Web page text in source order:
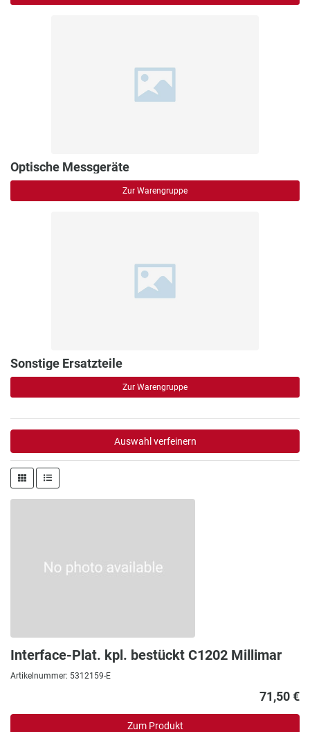
Optische Messgeräte
Zur Warengruppe
Sonstige Ersatzteile
Zur Warengruppe
Auswahl verfeinern
Interface-Plat. kpl. bestückt C1202 Millimar
Artikelnummer: 5312159-E
71,50 €
Zum Produkt